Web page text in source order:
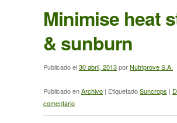
Minimise heat
& sunburn
Publicado el30 abril, 2013porNutriprove S.A.
Publicado enArchivo | EtiquetadoSuncrops |
comentario